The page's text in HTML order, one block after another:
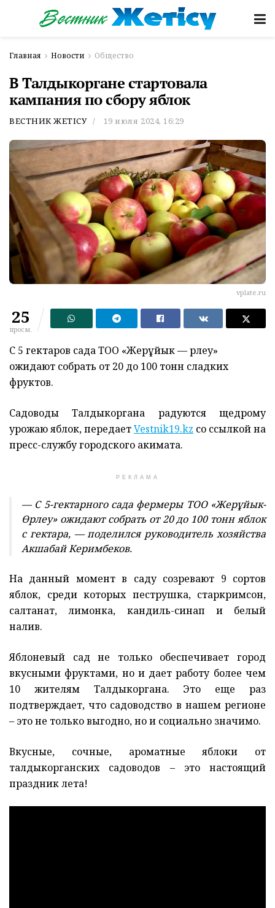
Главная Новости Общество
В Талдыкоргане стартовала
кампания по сбору яблок
ВЕСТНИК ЖЕТІСУ 19 июля 2024, 16:29
vplate.ru
25
просм.
С 5 гектаров сада ТОО «Жерұйык — Өрлеу»
ожидают собрать от 20 до 100 тонн сладких
фруктов.
Садоводы Талдыкоргана радуются щедрому
урожаю яблок, передаетVestnik19.kz со ссылкой на
пресс-службу городского акимата.
РЕКЛАМА
— С 5-гектарного сада фермеры ТОО «Жерұйык-
Өрлеу» ожидают собрать от 20 до 100 тонн яблок
с гектара, — поделился руководитель хозяйства
Акшабай Керимбеков.
На данный момент в саду созревают 9 сортов
яблок, среди которых пеструшка, старкримсон,
салтанат, лимонка, кандиль-синап и белый
налив.
Яблоневый сад не только обеспечивает город
вкусными фруктами, но и дает работу более чем
10 жителям Талдыкоргана. Это еще раз
подтверждает, что садоводство в нашем регионе
– это не только выгодно, но и социально значимо.
Вкусные, сочные, ароматные яблоки от
талдыкорганских садоводов – это настоящий
праздник лета!